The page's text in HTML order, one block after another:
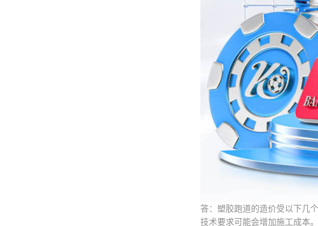
答：塑胶跑道的造价受以下几
技术要求可能会增加施工成本